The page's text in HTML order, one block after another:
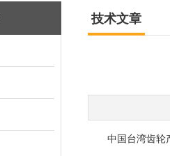
技术文章
中国台湾齿轮产